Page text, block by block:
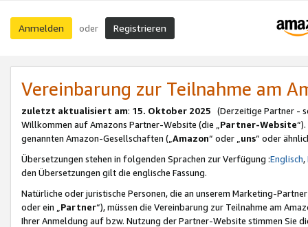
Anmelden oder Registrieren
Vereinbarung zur Teilnahme am
zuletzt aktualisiert am: 15. Oktober 2025 (Derzeitige Partner -
Willkommen auf Amazons Partner-Website (die „Partner-Website
genannten Amazon-Gesellschaften („Amazon“ oder „uns“ oder
Übersetzungen stehen in folgenden Sprachen zur Verfügung :Englisch,
den Übersetzungen gilt die englische Fassung.
Natürliche oder juristische Personen, die an unserem Marketing-
oder ein „Partner“), müssen die Vereinbarung zur Teilnahme am
Ihrer Anmeldung auf bzw. Nutzung der Partner-Website stimmen Sie